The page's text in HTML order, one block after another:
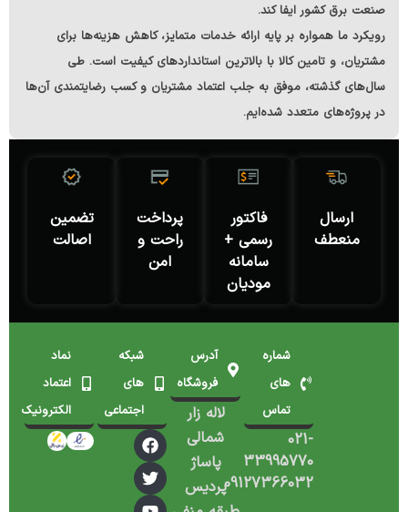
صنعت برق کشور ایفا کند.
رویکرد ما همواره بر پایه ارائه خدمات متمایز، کاهش هزینه‌ها برای
مشتریان، و تامین کالا با بالاترین استانداردهای کیفیت است. طی
سال‌های گذشته، موفق به جلب اعتماد مشتریان و کسب رضایتمندی آن‌ها
در پروژه‌های متعدد شده‌ایم.
ارسال
منعطف
فاکتور
رسمی +
سامانه
مودیان
پرداخت
راحت و
امن
تضمین
اصالت
شماره
های
تماس
021-
33995770
09127366032
آدرس
فروشگاه
لاله زار
شمالی
پاساژ
پردیس
شبکه
های
اجتماعی
نماد
اعتماد
الکترونیک